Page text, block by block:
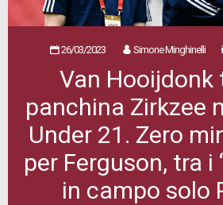
26/03/2023 Simone Minghinelli
Van Hooijdonk
panchina Zirkzee
Under 21. Zero
per Ferguson, tra i
in campo solo